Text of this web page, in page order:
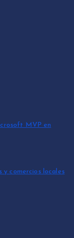
MVP en
y comercios locales